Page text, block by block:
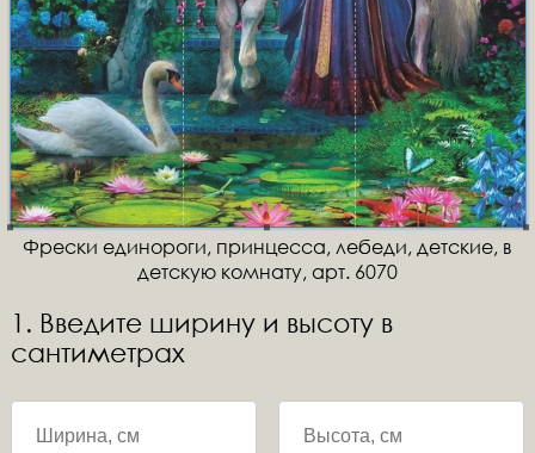
Фрески единороги, принцесса, лебеди, детские, в
детскую комнату, арт. 6070
1. Введите ширину и высоту в
сантиметрах